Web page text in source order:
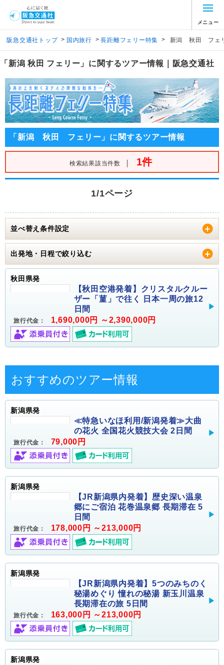
メニュー
阪急交通社トップ > 国内旅行 > 長距離フェリー特集 > 新潟 秋田 フェ
「新潟 秋田 フェリー」に関するツアー情報｜阪急交通社
「新潟 秋田 フェリー」に関するツアー情報
検索結果該当件数 ｜ 1件
1/1ページ
並べ替え条件設定
出発地・日程で絞り込む
秋田県発
【秋田空港発着】クリスタルクルー
ザー「菫」で往く 日本一周の旅12
日間
旅行代金： 1,690,000円 ～2,390,000円
おすすめのツアー情報
新潟県発
≪特急いなほ利用/新潟発着≫大曲
の花火 全国花火競技大会 2日間
旅行代金： 79,000円
新潟県発
【JR新潟県内発着】歴史深い温泉
郷にご宿泊 花巻温泉郷 長期滞在 5
日間
旅行代金： 178,000円 ～213,000円
新潟県発
【JR新潟県内発着】5つのみちのく
秘湯めぐり 憧れの秘湯 新玉川温泉
長期滞在の旅 5日間
旅行代金： 163,000円 ～213,000円
新潟県発